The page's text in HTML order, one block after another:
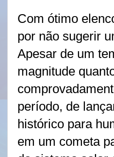
Com ótimo
por não sugerir
Apesar de um
magnitude
período, de
histórico para
em um cometa